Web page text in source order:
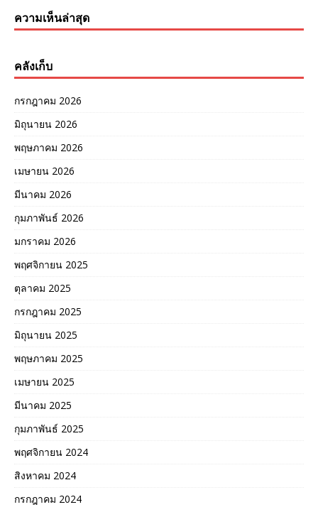
ความเห็นล่าสุด
คลังเก็บ
กรกฎาคม 2026
มิถุนายน 2026
พฤษภาคม 2026
เมษายน 2026
มีนาคม 2026
กุมภาพันธ์ 2026
มกราคม 2026
พฤศจิกายน 2025
ตุลาคม 2025
กรกฎาคม 2025
มิถุนายน 2025
พฤษภาคม 2025
เมษายน 2025
มีนาคม 2025
กุมภาพันธ์ 2025
พฤศจิกายน 2024
สิงหาคม 2024
กรกฎาคม 2024